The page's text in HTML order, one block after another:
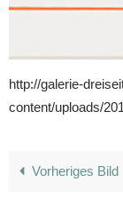
http://galerie-
content/uploads/
Vorheriges Bild